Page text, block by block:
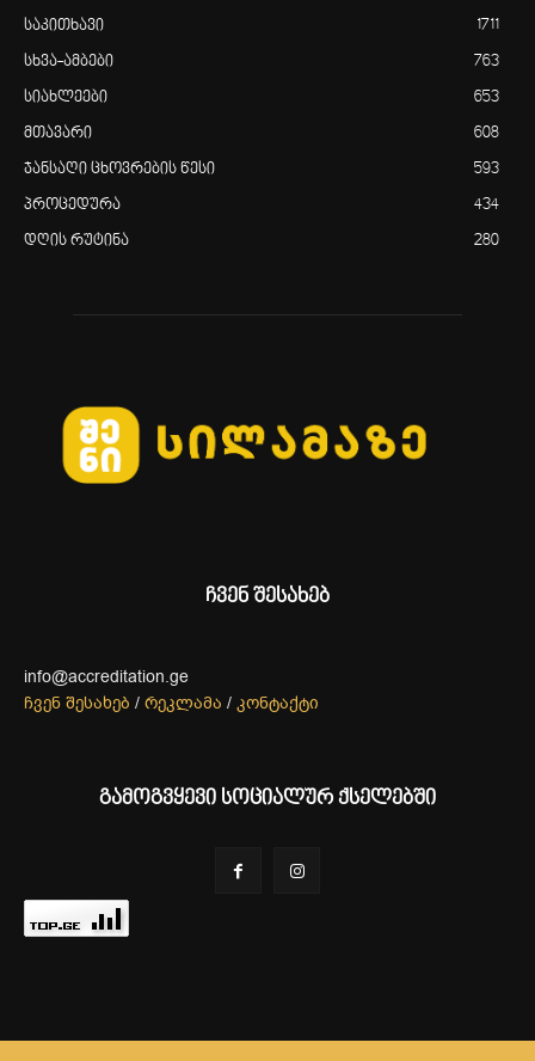
საკითხავი 1711
სხვა-ამბები 763
სიახლეები 653
მთავარი 608
ჯანსაღი ცხოვრების წესი 593
პროცედურა 434
დღის რუტინა 280
ჩვენ შესახებ
info@accreditation.ge
ჩვენ შესახებ / რეკლამა / კონტაქტი
გამოგვყევი სოციალურ ქსელებში